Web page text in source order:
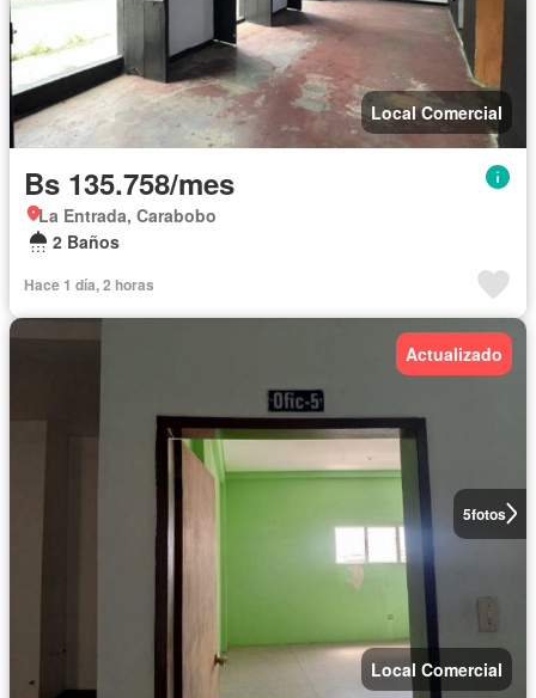
Local Comercial
Bs 135.758/mes
La Entrada, Carabobo
2 Baños
Hace 1 día, 2 horas
5fotos
Actualizado
Local Comercial